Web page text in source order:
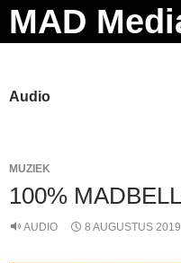
Ga
naar
Zoeken
Audio
MUZIEK
100%
AUDIO 8 AUGUSTUS 2019